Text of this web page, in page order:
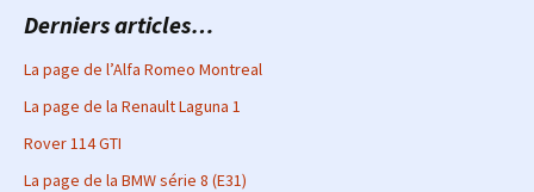
Derniers articles…
La page de l’Alfa Romeo Montreal
La page de la Renault Laguna 1
Rover 114 GTI
La page de la BMW série 8 (E31)